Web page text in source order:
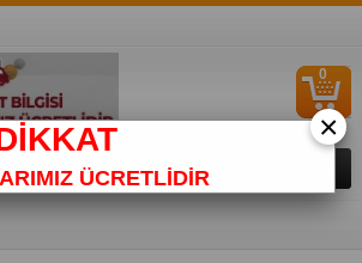
0
×
ÜCRETLİDİR